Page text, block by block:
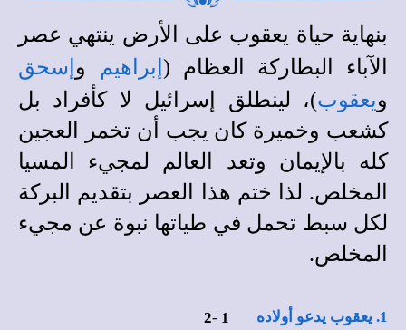
بنهاية حياة يعقوب على الأرض ينتهي عصر
الآباء البطاركة العظام ( إبراهيم و إسحق
ويعقوب)، لينطلق إسرائيل لا كأفراد بل
كشعب وخميرة كان يجب أن تخمر العجين
كله بالإيمان وتعد العالم لمجيء المسيا
المخلص. لذا ختم هذا العصر بتقديم البركة
لكل سبط تحمل في طياتها نبوة عن مجيء
المخلص.
1. يعقوب يدعو أولاده 1
-
2